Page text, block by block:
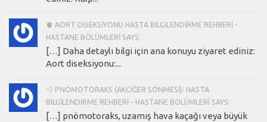
🫀 AORT DISEKSIYONU HASTA BILGILENDIRME REHBERI -
HASTANE BÖLÜMLERI SAYS:
[…] Daha detaylı bilgi için ana konuyu ziyaret ediniz:
Aort diseksiyonu:...
💨 PNÖMOTORAKS (AKCIĞER SÖNMESI): HASTA
BILGILENDIRME REHBERI - HASTANE BÖLÜMLERI SAYS:
[…] pnömotoraks, uzamış hava kaçağı veya büyük